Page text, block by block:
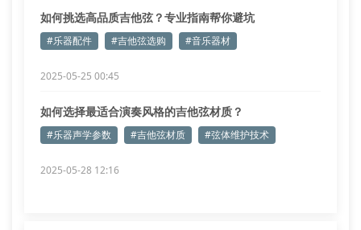
如何挑选高品质吉他弦？专业指南帮你避坑
#乐器配件 #吉他弦选购 #音乐器材
2025-05-25 00:45
如何选择最适合演奏风格的吉他弦材质？
#乐器声学参数 #吉他弦材质 #弦体维护技术
2025-05-28 12:16